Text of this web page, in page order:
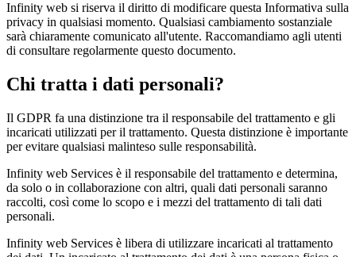
Infinity web si riserva il diritto di modificare questa Informativa sulla
privacy in qualsiasi momento. Qualsiasi cambiamento sostanziale
sarà chiaramente comunicato all'utente. Raccomandiamo agli utenti
di consultare regolarmente questo documento.
Chi tratta i dati personali?
Il GDPR fa una distinzione tra il responsabile del trattamento e gli
incaricati utilizzati per il trattamento. Questa distinzione è importante
per evitare qualsiasi malinteso sulle responsabilità.
Infinity web Services è il responsabile del trattamento e determina,
da solo o in collaborazione con altri, quali dati personali saranno
raccolti, così come lo scopo e i mezzi del trattamento di tali dati
personali.
Infinity web Services è libera di utilizzare incaricati al trattamento